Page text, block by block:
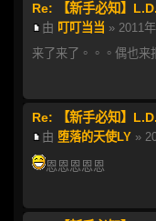
Re: 【新手必知】
由 叮叮当当 » 2011
来了来了。。。偶也来
Re: 【新手必知】
由 堕落的天使LY »
恩恩恩恩恩